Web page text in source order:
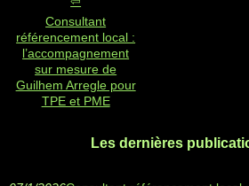
Consultant
référencement local :
l’accompagnement
sur mesure de
Guilhem Arregle pour
TPE et PME
Les dernières